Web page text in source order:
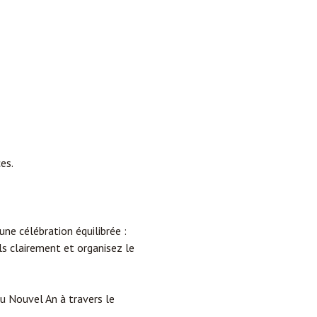
célébration équilibrée :
clairement et organisez le
Nouvel An à travers le